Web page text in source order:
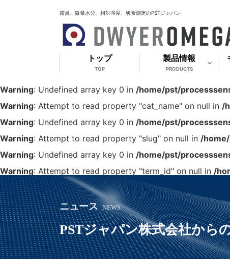
露点、微量水分、相対湿度、酸素測定のPSTジャパン
トップ
TOP
製品情報
PRODUCTS
Warning: Undefined array key 0 in /home/pst/
Warning: Attempt to read property "cat_name" on null in /
Warning: Undefined array key 0 in /home/pst/
Warning: Attempt to read property "slug" on null in /
Warning: Undefined array key 0 in /home/pst/
Warning: Attempt to read property "term_id" on null in /
ニュース NEWS
PSTジャパン株式会社から